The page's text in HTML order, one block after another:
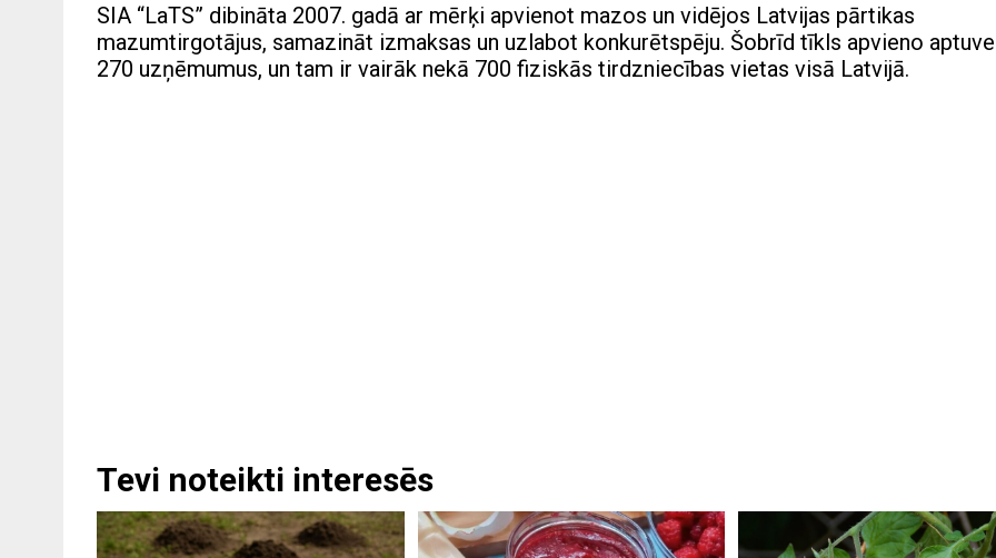
SIA “LaTS” dibināta 2007. gadā ar mērķi apvienot mazos un vidējos Latvijas pārtikas
mazumtirgotājus, samazināt izmaksas un uzlabot konkurētspēju. Šobrīd tīkls apvieno
270 uzņēmumus, un tam ir vairāk nekā 700 fiziskās tirdzniecības vietas visā Latvijā.
Tevi noteikti interesēs